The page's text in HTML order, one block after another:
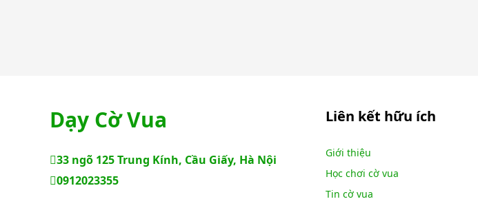
Dạy Cờ Vua
33 ngõ 125 Trung Kính, Cầu Giấy, Hà Nội
0912023355
Liên kết hữu ích
Giới thiệu
Học chơi cờ vua
Tin cờ vua